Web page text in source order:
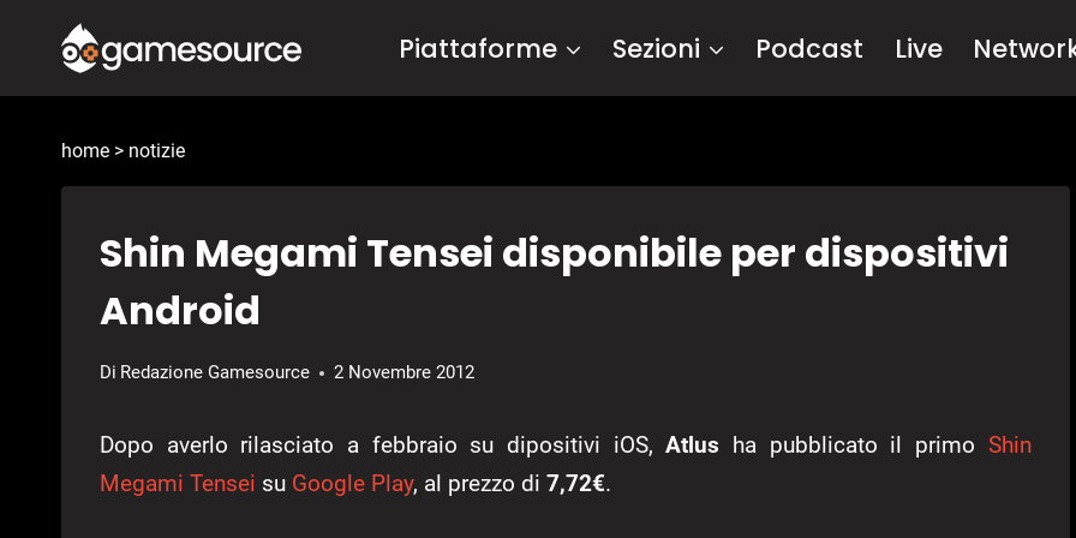
contenuto
Piattaforme Sezioni Podcast Live
home > notizie
Shin Megami Tensei disponibile per dispositivi
Android
Di Redazione Gamesource 2 Novembre 2012
Dopo averlo rilasciato a febbraio su dipositivi iOS, Atlus ha pubblicato il primo Shin
Megami Tensei su Google Play, al prezzo di 7,72€.